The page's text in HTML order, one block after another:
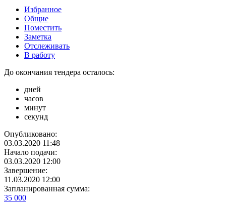
Избранное
Общие
Поместить
Заметка
Отслеживать
В работу
До окончания тендера осталось:
дней
часов
минут
секунд
Опубликовано:
03.03.2020 11:48
Начало подачи:
03.03.2020 12:00
Завершение:
11.03.2020 12:00
Запланированная сумма:
35 000